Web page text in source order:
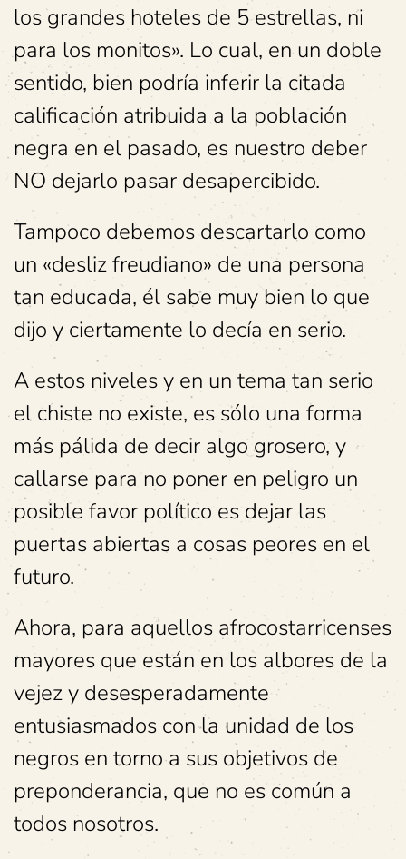
los grandes hoteles de 5 estrellas, ni
para los monitos». Lo cual, en un doble
sentido, bien podría inferir la citada
calificación atribuida a la población
negra en el pasado, es nuestro deber
NO dejarlo pasar desapercibido.
Tampoco debemos descartarlo como
un «desliz freudiano» de una persona
tan educada, él sabe muy bien lo que
dijo y ciertamente lo decía en serio.
A estos niveles y en un tema tan serio
el chiste no existe, es sólo una forma
más pálida de decir algo grosero, y
callarse para no poner en peligro un
posible favor político es dejar las
puertas abiertas a cosas peores en el
futuro.
Ahora, para aquellos afrocostarricenses
mayores que están en los albores de la
vejez y desesperadamente
entusiasmados con la unidad de los
negros en torno a sus objetivos de
preponderancia, que no es común a
todos nosotros.